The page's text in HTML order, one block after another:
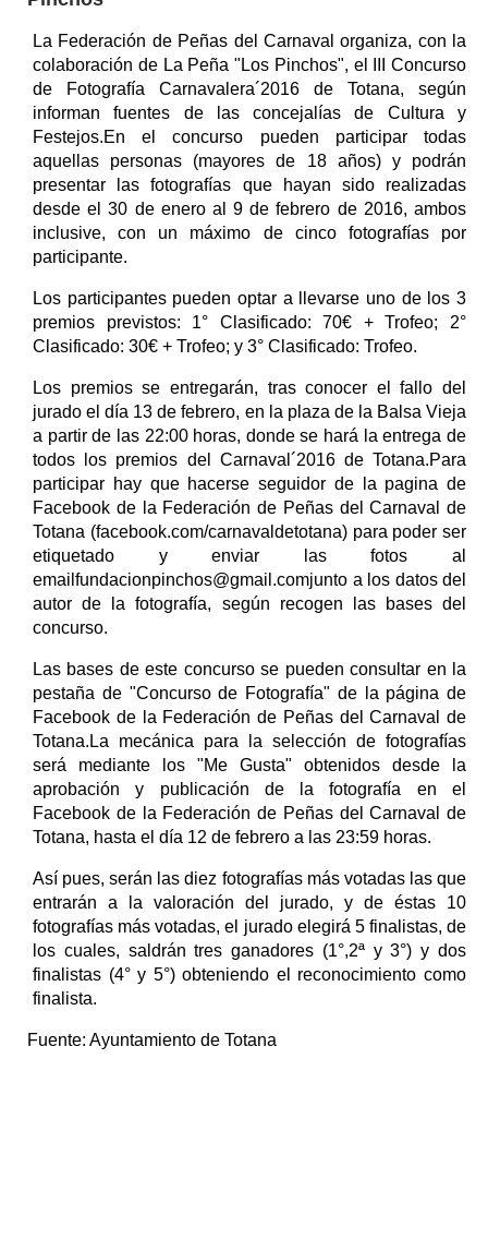
La Federación de Peñas del Carnaval organiza, con la
colaboración de La Peña "Los Pinchos", el III Concurso
de Fotografía Carnavalera´2016 de Totana, según
informan fuentes de las concejalías de Cultura y
Festejos.En el concurso pueden participar todas
aquellas personas (mayores de 18 años) y podrán
presentar las fotografías que hayan sido realizadas
desde el 30 de enero al 9 de febrero de 2016, ambos
inclusive, con un máximo de cinco fotografías por
participante.
Los participantes pueden optar a llevarse uno de los 3
premios previstos: 1° Clasificado: 70€ + Trofeo; 2°
Clasificado: 30€ + Trofeo; y 3° Clasificado: Trofeo.
Los premios se entregarán, tras conocer el fallo del
jurado el día 13 de febrero, en la plaza de la Balsa Vieja
a partir de las 22:00 horas, donde se hará la entrega de
todos los premios del Carnaval´2016 de Totana.Para
participar hay que hacerse seguidor de la pagina de
Facebook de la Federación de Peñas del Carnaval de
Totana (facebook.com/carnavaldetotana) para poder ser
etiquetado y enviar las fotos al
emailfundacionpinchos@gmail.comjunto a los datos del
autor de la fotografía, según recogen las bases del
concurso.
Las bases de este concurso se pueden consultar en la
pestaña de "Concurso de Fotografía" de la página de
Facebook de la Federación de Peñas del Carnaval de
Totana.La mecánica para la selección de fotografías
será mediante los "Me Gusta" obtenidos desde la
aprobación y publicación de la fotografía en el
Facebook de la Federación de Peñas del Carnaval de
Totana, hasta el día 12 de febrero a las 23:59 horas.
Así pues, serán las diez fotografías más votadas las que
entrarán a la valoración del jurado, y de éstas 10
fotografías más votadas, el jurado elegirá 5 finalistas, de
los cuales, saldrán tres ganadores (1°,2ª y 3°) y dos
finalistas (4° y 5°) obteniendo el reconocimiento como
finalista.
Fuente: Ayuntamiento de Totana